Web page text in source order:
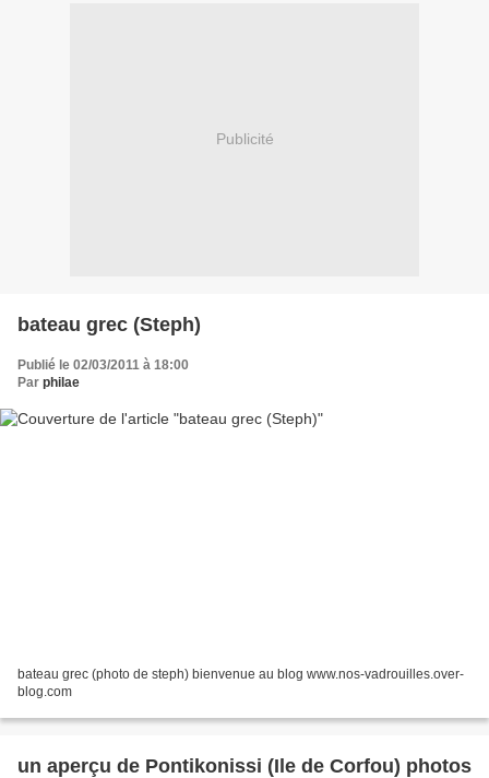
Publicité
bateau grec (Steph)
Publié le 02/03/2011 à 18:00
Par philae
bateau grec (photo de steph) bienvenue au blog www.nos-vadrouilles.over-
blog.com
un aperçu de Pontikonissi (Ile de Corfou) photos